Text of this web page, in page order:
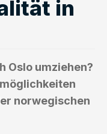
in
Oslo umziehen?
norwegischen